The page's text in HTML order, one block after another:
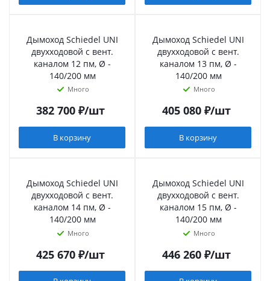
Дымоход Schiedel UNI
двухходовой с вент.
каналом 12 пм, Ø -
140/200 мм
Много
382 700₽/шт
В корзину
Дымоход Schiedel UNI
двухходовой с вент.
каналом 13 пм, Ø -
140/200 мм
Много
405 080₽/шт
В корзину
Дымоход Schiedel UNI
двухходовой с вент.
каналом 14 пм, Ø -
140/200 мм
Много
425 670₽/шт
Дымоход Schiedel UNI
двухходовой с вент.
каналом 15 пм, Ø -
140/200 мм
Много
446 260₽/шт